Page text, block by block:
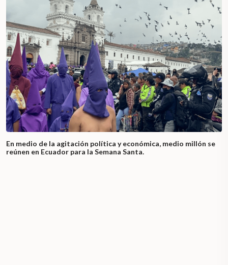
En medio de la agitación política y económica, medio millón se
reúnen en Ecuador para la Semana Santa.